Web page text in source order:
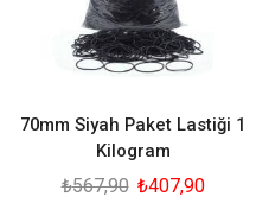
70mm Siyah Paket Lastiği 1
Kilogram
₺567,90 ₺407,90